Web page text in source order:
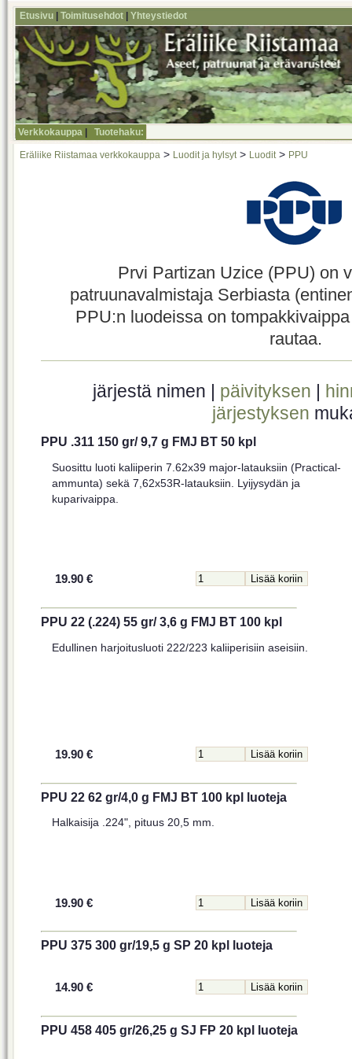
Etusivu Toimitusehdot Yhteystiedot
Verkkokauppa Tuotehaku:
Eräliike Riistamaa verkkokauppa > Luodit ja hylsyt > Luodit > PPU
Prvi Partizan Uzice (PPU) on
patruunavalmistaja Serbiasta
PPU:n luodeissa on
rautaa.
järjestä nimen | päivityksen |
järjestyksen
PPU .311 150 gr/ 9,7 g FMJ BT 50 kpl
Suosittu luoti kaliiperin 7.62x39 major-latauksiin (Practical-
ammunta) sekä 7,62x53R-latauksiin. Lyijysydän ja
kuparivaippa.
19.90 €
PPU 22 (.224) 55 gr/ 3,6 g FMJ BT 100 kpl
Edullinen harjoitusluoti 222/223 kaliiperisiin aseisiin.
19.90 €
PPU 22 62 gr/4,0 g FMJ BT 100 kpl luoteja
Halkaisija .224", pituus 20,5 mm.
19.90 €
PPU 375 300 gr/19,5 g SP 20 kpl luoteja
14.90 €
PPU 458 405 gr/26,25 g SJ FP 20 kpl luoteja